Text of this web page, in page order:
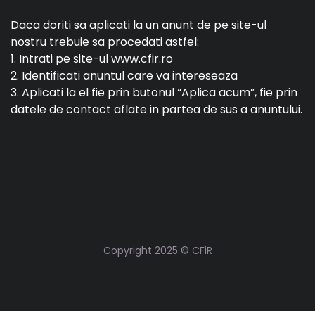
Daca doriti sa aplicati la un anunt de pe site-ul
nostru trebuie sa procedati astfel:
1. Intrati pe site-ul www.cfir.ro
2. Identificati anuntul care va intereseaza
3. Aplicati la el fie prin butonul “Aplica acum”, fie prin
datele de contact aflate in partea de sus a anuntului.
Copyright 2025 © CFiR